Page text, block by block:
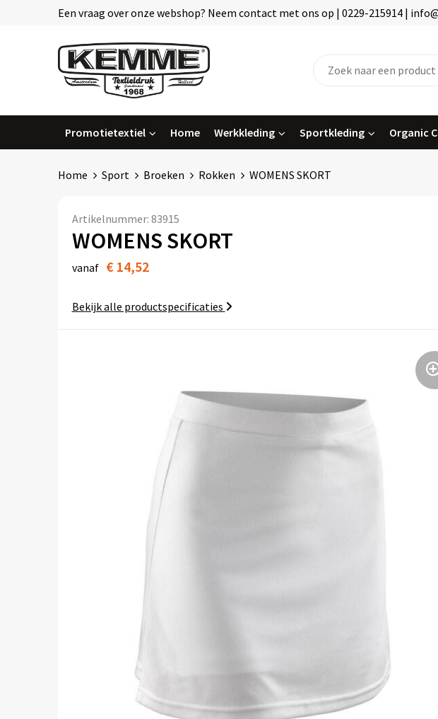
Een vraag over onze webshop? Neem contact met ons op | 0229-215914 |
Promotietextiel Home Werkkleding Sportkleding Organic
Home Sport Broeken Rokken WOMENS SKORT
Artikelnummer: 83915
WOMENS SKORT
vanaf € 14,52
Bekijk alle productspecificaties